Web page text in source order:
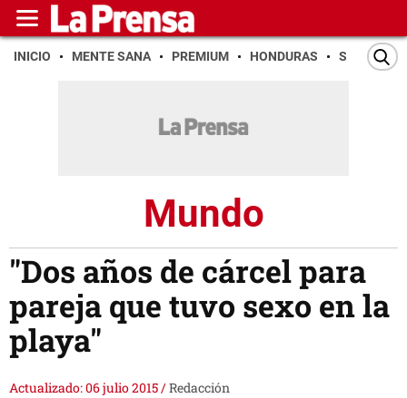
INICIO MENTE SANA PREMIUM HONDURAS SAN PEDRO
Mundo
"Dos años de cárcel para
pareja que tuvo sexo en la
playa"
Actualizado: 06 julio 2015/Redacción